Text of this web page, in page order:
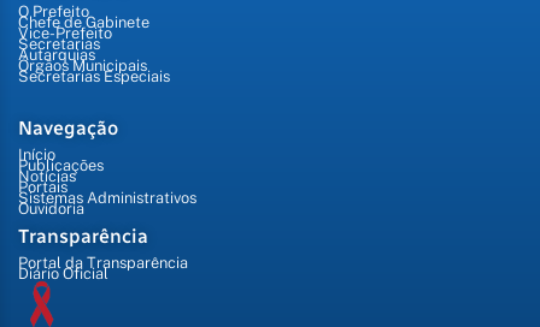
O Prefeito
Chefe de Gabinete
Vice-Prefeito
Secretarias
Autarquias
Órgãos Municipais
Secretarias Especiais
Navegação
Início
Publicações
Notícias
Portais
Sistemas Administrativos
Ouvidoria
Transparência
Portal da Transparência
Diário Oficial